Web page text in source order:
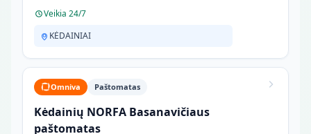
Veikia 24/7
KĖDAINIAI
Omniva Paštomatas
Kėdainių NORFA Basanavičiaus
paštomatas